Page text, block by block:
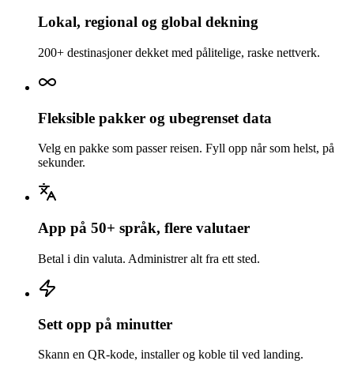
Lokal, regional og global dekning
200+ destinasjoner dekket med pålitelige, raske nettverk.
Fleksible pakker og ubegrenset data
Velg en pakke som passer reisen. Fyll opp når som helst, på
sekunder.
App på 50+ språk, flere valutaer
Betal i din valuta. Administrer alt fra ett sted.
Sett opp på minutter
Skann en QR-kode, installer og koble til ved landing.